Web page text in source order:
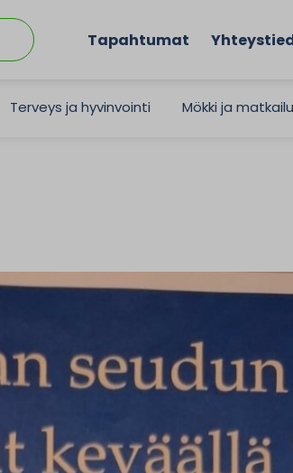
Tapahtumat
Terveys ja hyvinvointi Mökki ja matkailu